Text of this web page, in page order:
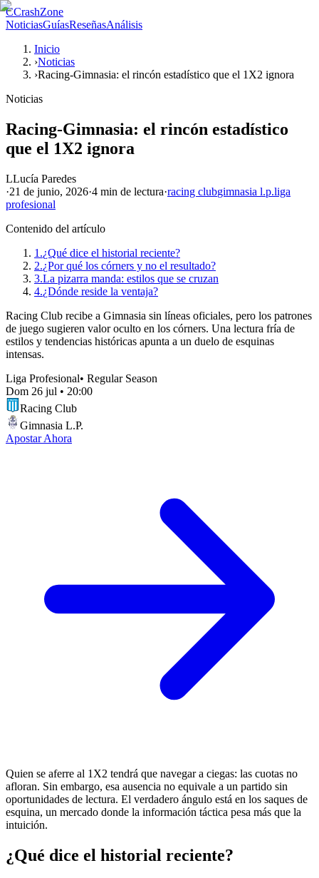
CCrashZone
NoticiasGuíasReseñasAnálisis
Inicio
›Noticias
›Racing-Gimnasia: el rincón estadístico que el 1X2 ignora
Noticias
Racing-Gimnasia: el rincón estadístico
que el 1X2 ignora
LLucía Paredes
·21 de junio, 2026·4 min de lectura·racing clubgimnasia l.p.liga
profesional
Contenido del artículo
1.¿Qué dice el historial reciente?
2.¿Por qué los córners y no el resultado?
3.La pizarra manda: estilos que se cruzan
4.¿Dónde reside la ventaja?
Racing Club recibe a Gimnasia sin líneas oficiales, pero los patrones
de juego sugieren valor oculto en los córners. Una lectura fría de
estilos y tendencias históricas apunta a un duelo de esquinas
intensas.
Liga Profesional• Regular Season
Dom 26 jul • 20:00
Racing Club
Gimnasia L.P.
Apostar Ahora
Quien se aferre al 1X2 tendrá que navegar a ciegas: las cuotas no
afloran. Sin embargo, esa ausencia no equivale a un partido sin
oportunidades de lectura. El verdadero ángulo está en los saques de
esquina, un mercado donde la información táctica pesa más que la
intuición.
¿Qué dice el historial reciente?